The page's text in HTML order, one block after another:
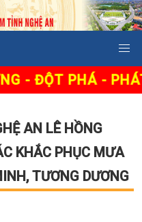
PHÁ - PHÁT TRIỂN
AN LÊ HỒNG
KHẮC PHỤC MƯA
TƯƠNG DƯƠNG